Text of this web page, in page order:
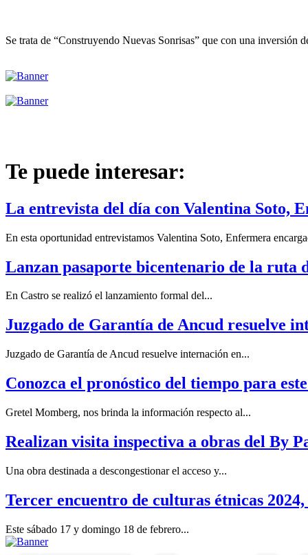
Se trata de “Construyendo Nuevas Sonrisas” que con una inversión
Te puede interesar:
La entrevista del día con Valentina Soto,
En esta oportunidad entrevistamos Valentina Soto, Enfermera
Lanzan pasaporte bicentenario de la ruta
En Castro se realizó el lanzamiento formal del...
Juzgado de Garantía de Ancud resuelve
Juzgado de Garantía de Ancud resuelve internación en...
Conozca el pronóstico del tiempo para
Gretel Momberg, nos brinda la información respecto al...
Realizan visita inspectiva a obras del By
Una obra destinada a descongestionar el acceso y...
Tercer encuentro de culturas étnicas
Este sábado 17 y domingo 18 de febrero...